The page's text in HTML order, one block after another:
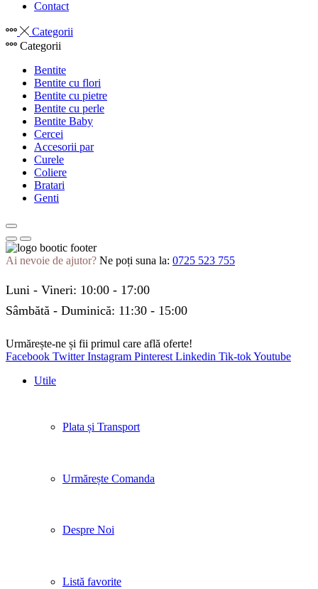
Contact
Categorii
Categorii
Bentite
Bentite cu flori
Bentite cu pietre
Bentite cu perle
Bentite Baby
Cercei
Accesorii par
Curele
Coliere
Bratari
Genti
Ai nevoie de ajutor? Ne poți suna la: 0725 523 755
Luni - Vineri: 10:00 - 17:00
Sâmbătă - Duminică: 11:30 - 15:00
Urmărește-ne și fii primul care află oferte!
Facebook Twitter Instagram Pinterest Linkedin Tik-tokYoutube
Utile
Plata și Transport
Urmărește Comanda
Despre Noi
Listă favorite